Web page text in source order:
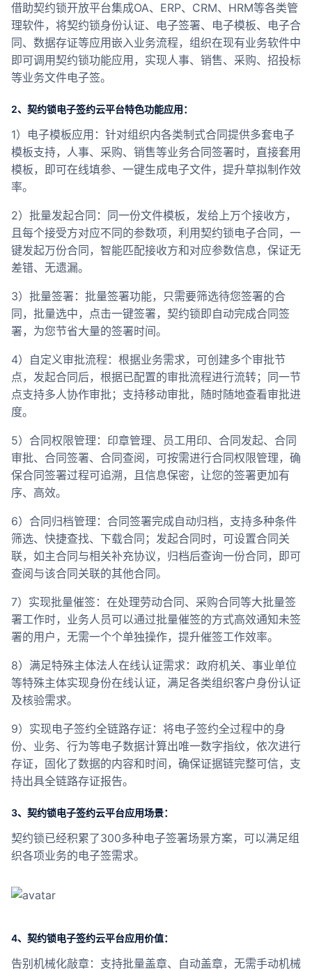
借助契约锁开放平台集成OA、ERP、CRM、HRM等各类管
理软件，将契约锁身份认证、电子签署、电子模板、电子合
同、数据存证等应用嵌入业务流程，组织在现有业务软件中
即可调用契约锁功能应用，实现人事、销售、采购、招投标
等业务文件电子签。
2、契约锁电子签约云平台特色功能应用：
1）电子模板应用：针对组织内各类制式合同提供多套电子
模板支持，人事、采购、销售等业务合同签署时，直接套用
模板，即可在线填参、一键生成电子文件，提升草拟制作效
率。
2）批量发起合同：同一份文件模板，发给上万个接收方，
且每个接受方对应不同的参数项，利用契约锁电子合同，一
键发起万份合同，智能匹配接收方和对应参数信息，保证无
差错、无遗漏。
3）批量签署：批量签署功能，只需要筛选待您签署的合
同，批量选中，点击一键签署，契约锁即自动完成合同签
署，为您节省大量的签署时间。
4）自定义审批流程：根据业务需求，可创建多个审批节
点，发起合同后，根据已配置的审批流程进行流转；同一节
点支持多人协作审批；支持移动审批，随时随地查看审批进
度。
5）合同权限管理：印章管理、员工用印、合同发起、合同
审批、合同签署、合同查阅，可按需进行合同权限管理，确
保合同签署过程可追溯，且信息保密，让您的签署更加有
序、高效。
6）合同归档管理：合同签署完成自动归档，支持多种条件
筛选、快捷查找、下载合同；发起合同时，可设置合同关
联，如主合同与相关补充协议，归档后查询一份合同，即可
查阅与该合同关联的其他合同。
7）实现批量催签：在处理劳动合同、采购合同等大批量签
署工作时，业务人员可以通过批量催签的方式高效通知未签
署的用户，无需一个个单独操作，提升催签工作效率。
8）满足特殊主体法人在线认证需求：政府机关、事业单位
等特殊主体实现身份在线认证，满足各类组织客户身份认证
及核验需求。
9）实现电子签约全链路存证：将电子签约全过程中的身
份、业务、行为等电子数据计算出唯一数字指纹，依次进行
存证，固化了数据的内容和时间，确保证据链完整可信，支
持出具全链路存证报告。
3、契约锁电子签约云平台应用场景：
契约锁已经积累了300多种电子签署场景方案，可以满足组
织各项业务的电子签需求。
4、契约锁电子签约云平台应用价值：
告别机械化敲章：支持批量盖章、自动盖章，无需手动机械